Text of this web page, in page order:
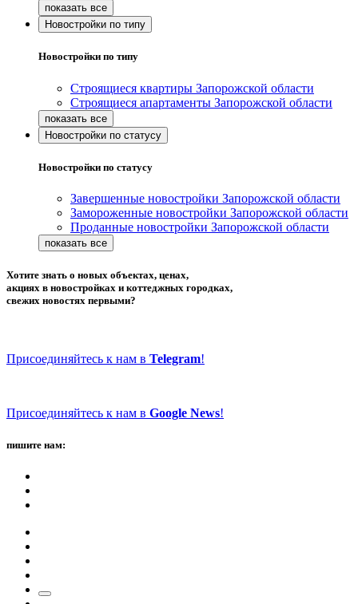
Новостройки по типу
Новостройки по типу
Строящиеся квартиры Запорожской области
Строящиеся апартаменты Запорожской области
Новостройки по статусу
Новостройки по статусу
Завершенные новостройки Запорожской области
Замороженные новостройки Запорожской области
Проданные новостройки Запорожской области
Хотите знать о новых объектах, ценах,
акциях в новостройках и коттеджных городках,
свежих новостях первыми?
Присоединяйтесь к нам в Telegram!
Присоединяйтесь к нам в Google News!
пишите нам: